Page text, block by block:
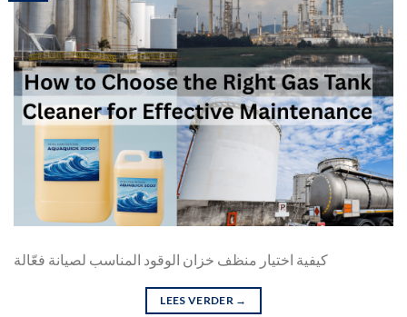
كيفية اختيار منظف خزان الوقود المناسب لصيانة فعّالة
LEES VERDER →